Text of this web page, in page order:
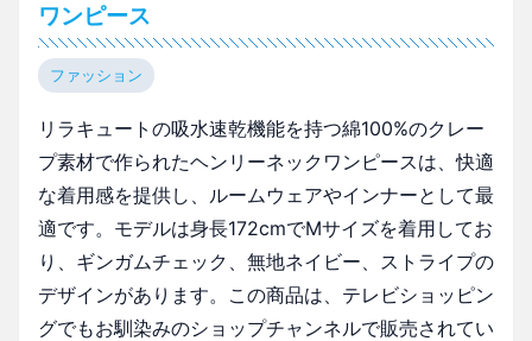
ワンピース
ファッション
リラキュートの吸水速乾機能を持つ綿100%のクレー
プ素材で作られたヘンリーネックワンピースは、快適
な着用感を提供し、ルームウェアやインナーとして最
適です。モデルは身長172cmでMサイズを着用してお
り、ギンガムチェック、無地ネイビー、ストライプの
デザインがあります。この商品は、テレビショッピン
グでもお馴染みのショップチャンネルで販売されてい